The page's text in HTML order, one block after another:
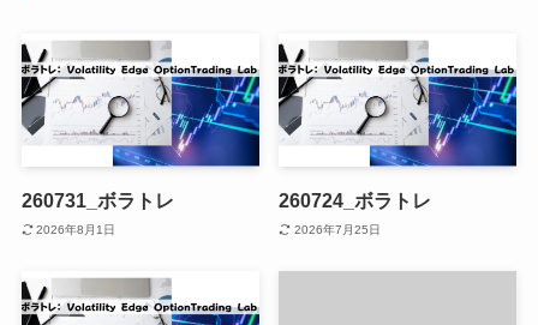
260731_ボラトレ
2026年8月1日
260724_ボラトレ
2026年7月25日